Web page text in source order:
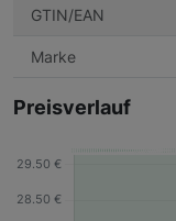
GTIN/EAN
Marke
Preisverlauf